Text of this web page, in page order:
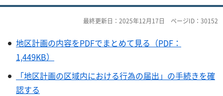
最終更新日：2025年12月17日 ページID：30152
地区計画の内容をPDFでまとめて見る（PDF：
1,449KB）
「地区計画の区域内における行為の届出」の手続きを確
認する